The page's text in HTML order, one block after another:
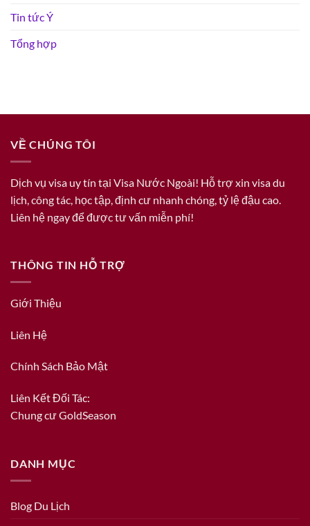
Tin tức Ý
Tổng hợp
VỀ CHÚNG TÔI
Dịch vụ visa uy tín tại Visa Nước Ngoài! Hỗ trợ xin visa du
lịch, công tác, học tập, định cư nhanh chóng, tỷ lệ đậu cao.
Liên hệ ngay để được tư vấn miễn phí!
THÔNG TIN HỖ TRỢ
Giới Thiệu
Liên Hệ
Chính Sách Bảo Mật
Liên Kết Đối Tác:
Chung cư GoldSeason
DANH MỤC
Blog Du Lịch